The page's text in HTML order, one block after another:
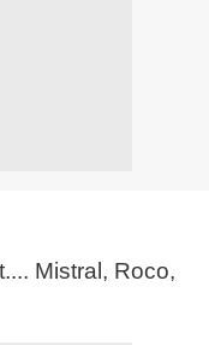
Mistral, Roco,